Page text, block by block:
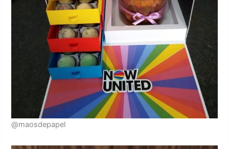
@maosdepapel